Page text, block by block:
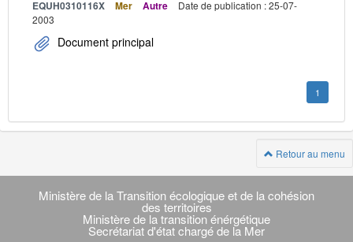
EQUH0310116X Mer Autre
Date de publication : 25-07-
2003
Document principal
1
Retour au menu
Navigation
transverse
Ministère de la Transition écologique et de la cohésion
des territoires
Ministère de la transition énérgétique
Secrétariat d'état chargé de la Mer